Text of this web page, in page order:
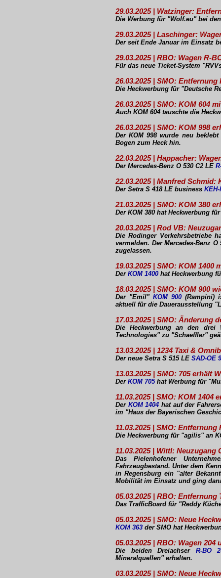
29.03.2025 | Watzinger:
Die Werbung für "Wolf.eu" bei
29.03.2025 | Laschinger:
Der seit Ende Januar im Einsatz
29.03.2025 | RBO: Wagen R-
Für das neue Ticket-System
26.03.2025 | SMO:
Die Heckwerbung für "Deutsche
26.03.2025 | SMO: KOM 604
Auch KOM 604 tauschte die
26.03.2025 | SMO: KOM 998
Der KOM 998 wurde neu
Bogen zum Heck hin.
22.03.2025 | Happacher:
Der Mercedes-Benz O 530 C2 LE
22.03.2025 | Manfred
Der Setra S 418 LE business KEH-
21.03.2025 | SMO: KOM 380
Der KOM 380 hat Heckwerbung
20.03.2025 | Rod VB:
Die Rodinger Verkehrsbetriebe
vermelden. Der Mercedes-Benz
zugelassen.
19.03.2025 | SMO: KOM 1400
Der KOM 1400 hat Heckwerbung
18.03.2025 | SMO: KOM 900
Der "Emil" KOM 900(Rampini)
aktuell für die Dauerausstellung
17.03.2025 | SMO: Änderung
Die Heckwerbung an den drei
Technologies" zu "Schaeffler"
13.03.2025 | 1234 Taxi &
Der neue Setra S 515 LE SAD-OE 9
13.03.2025 | SMO: 705 erhält
Der KOM 705 hat Werbung für
11.03.2025 | SMO: KOM
Der KOM 1404 hat auf der
im "Haus der Bayerischen
11.03.2025 | SMO:
Die Heckwerbung für "agilis" an
11.03.2025 | Wittl: Neuzugang
Das Pielenhofener
Fahrzeugbestand. Unter dem
in Regensburg ein "alter
Mobilität im Einsatz und ging
05.03.2025 | RBO:
Das TrafficBoard für "Reddy
05.03.2025 | SMO: Neue
KOM 363 der SMO hat
05.03.2025 | RBO: Wagen
Die beiden Dreiachser R-BO
Mineralquellen" erhalten.
03.03.2025 | SMO: Neue